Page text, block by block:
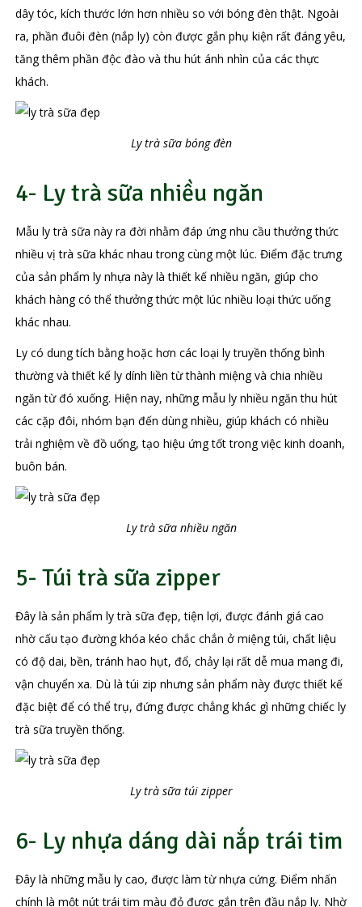
dây tóc, kích thước lớn hơn nhiều so với bóng đèn thật. Ngoài
ra, phần đuôi đèn (nắp ly) còn được gắn phụ kiện rất đáng yêu,
tăng thêm phần độc đào và thu hút ánh nhìn của các thực
khách.
Ly trà sữa bóng đèn
4- Ly trà sữa nhiều ngăn
Mẫu ly trà sữa này ra đời nhằm đáp ứng nhu cầu thưởng thức
nhiều vị trà sữa khác nhau trong cùng một lúc. Điểm đặc trưng
của sản phẩm ly nhựa này là thiết kế nhiều ngăn, giúp cho
khách hàng có thể thưởng thức một lúc nhiều loại thức uống
khác nhau.
Ly có dung tích bằng hoặc hơn các loại ly truyền thống bình
thường và thiết kế ly dính liền từ thành miệng và chia nhiều
ngăn từ đó xuống. Hiện nay, những mẫu ly nhiều ngăn thu hút
các cặp đôi, nhóm bạn đến dùng nhiều, giúp khách có nhiều
trải nghiệm về đồ uống, tạo hiệu ứng tốt trong việc kinh doanh,
buôn bán.
Ly trà sữa nhiều ngăn
5- Túi trà sữa zipper
Đây là sản phẩm ly trà sữa đẹp, tiện lợi, được đánh giá cao
nhờ cấu tạo đường khóa kéo chắc chắn ở miệng túi, chất liệu
có độ dai, bền, tránh hao hụt, đổ, chảy lại rất dễ mua mang đi,
vận chuyển xa. Dù là túi zip nhưng sản phẩm này được thiết kế
đặc biệt để có thể trụ, đứng được chẳng khác gì những chiếc ly
trà sữa truyền thống.
Ly trà sữa túi zipper
6- Ly nhựa dáng dài nắp trái tim
Đây là những mẫu ly cao, được làm từ nhựa cứng. Điểm nhấn
chính là một nút trái tim màu đỏ được gắn trên đầu nắp ly. Nhờ